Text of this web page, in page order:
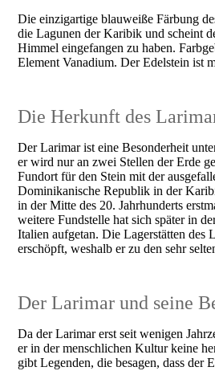
Die einzigartige blauweiße Färbung
die Lagunen der Karibik und scheint
Himmel eingefangen zu haben.
Element Vanadium. Der Edelstein ist
Die Herkunft des
Der Larimar ist eine Besonderheit
er wird nur an zwei Stellen der Erde
Fundort für den Stein mit der
Dominikanische Republik in der
in der Mitte des 20. Jahrhunderts
weitere Fundstelle hat sich später in
Italien aufgetan. Die Lagerstätten des
erschöpft, weshalb er zu den sehr
Der Larimar und seine
Da der Larimar erst seit wenigen
er in der menschlichen Kultur keine
gibt Legenden, die besagen, dass der